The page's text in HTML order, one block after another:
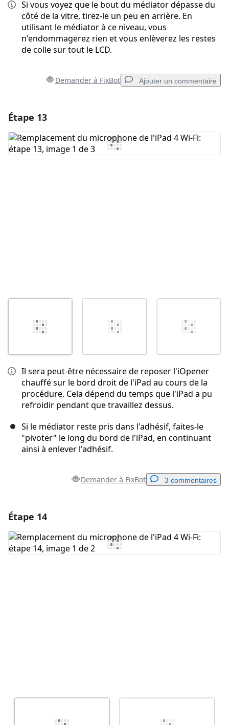
Si vous voyez que le bout du médiator dépasse du
côté de la vitre, tirez-le un peu en arrière. En
utilisant le médiator à ce niveau, vous
n'endommagerez rien et vous enlèverez les restes
de colle sur tout le LCD.
Demander à FixBot Ajouter un commentaire
Ajouter un commentaire
Étape 13
Il sera peut-être nécessaire de reposer l'iOpener
chauffé sur le bord droit de l'iPad au cours de la
procédure. Cela dépend du temps que l'iPad a pu
refroidir pendant que travaillez dessus.
Si le médiator reste pris dans l'adhésif, faites-le
"pivoter" le long du bord de l'iPad, en continuant
ainsi à enlever l'adhésif.
Demander à FixBot 3 commentaires
Ajouter un commentaire
Étape 14